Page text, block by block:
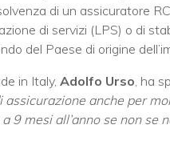
di un assicuratore
di servizi (LPS) o di
del Paese di origine
in Italy, Adolfo Urso , ha
anche per
9 mesi all’anno se non se